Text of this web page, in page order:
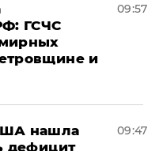
ГСЧС
и
09:57
нашла
дефицит
09:47